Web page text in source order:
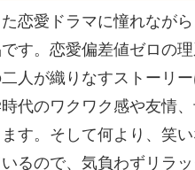
恋愛ドラマに憧れなが
す。恋愛偏差値ゼロの
人が織りなすストーリ
時代のワクワク感や友情
す。そして何より、笑
るので、気負わずリラ